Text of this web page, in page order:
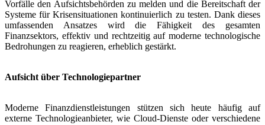
Vorfälle den Aufsichtsbehörden zu melden und die Bereitschaft der
Systeme für Krisensituationen kontinuierlich zu testen. Dank dieses
umfassenden Ansatzes wird die Fähigkeit des gesamten
Finanzsektors, effektiv und rechtzeitig auf moderne technologische
Bedrohungen zu reagieren, erheblich gestärkt.
Aufsicht über Technologiepartner
Moderne Finanzdienstleistungen stützen sich heute häufig auf
externe Technologieanbieter, wie Cloud-Dienste oder verschiedene